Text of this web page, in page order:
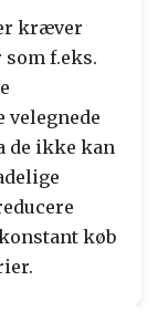
kræver
f.eks.
de ikke kan
køb